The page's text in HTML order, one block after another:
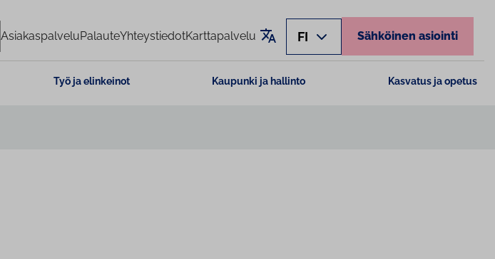
AsiakaspalveluPalauteYhteystiedotKarttapalvelu Käännä sivu
FI Sähköinen asiointi
Työ ja elinkeinot Kaupunki ja hallinto Kasvatus ja opetus